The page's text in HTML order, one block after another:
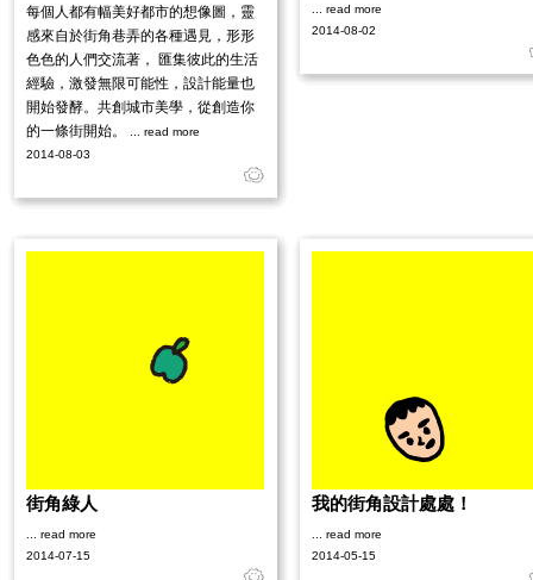
每個人都有幅美好都市的想像圖，靈
感來自於街角巷弄的各種遇見，形形
色色的人們交流著， 匯集彼此的生活
經驗，激發無限可能性，設計能量也
開始發酵。共創城市美學，從創造你
的一條街開始。
... read more
2014-08-03
... read more
2014-08-02
街角綠人
... read more
2014-07-15
我的街角設計處處！
... read more
2014-05-15